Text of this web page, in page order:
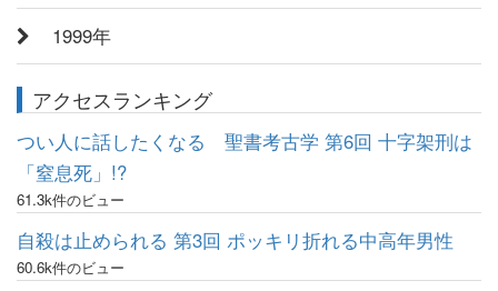
1999年
アクセスランキング
つい人に話したくなる 聖書考古学 第6回 十字架刑は
「窒息死」!?
61.3k件のビュー
自殺は止められる 第3回 ポッキリ折れる中高年男性
60.6k件のビュー